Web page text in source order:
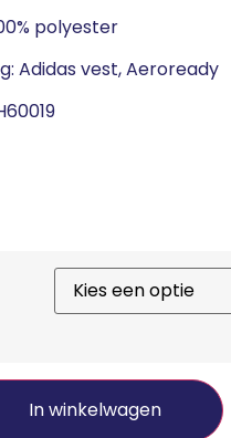
polyester
Adidas vest, Aeroready
In winkelwagen